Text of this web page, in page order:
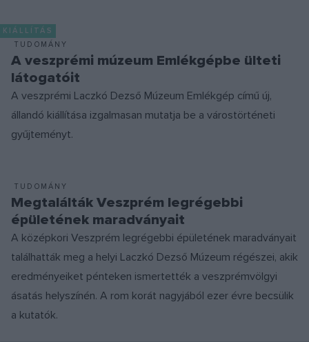
KIÁLLÍTÁS
TUDOMÁNY
A veszprémi múzeum Emlékgépbe ülteti
látogatóit
A veszprémi Laczkó Dezső Múzeum Emlékgép című új,
állandó kiállítása izgalmasan mutatja be a várostörténeti
gyűjteményt.
TUDOMÁNY
Megtalálták Veszprém legrégebbi
épületének maradványait
A középkori Veszprém legrégebbi épületének maradványait
találhatták meg a helyi Laczkó Dezső Múzeum régészei, akik
eredményeiket pénteken ismertették a veszprémvölgyi
ásatás helyszínén. A rom korát nagyjából ezer évre becsülik
a kutatók.